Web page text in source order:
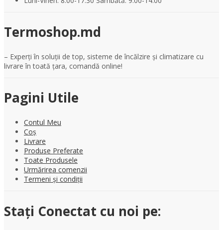
Termoshop.md
– Experți în soluții de top, sisteme de încălzire și climatizare cu
livrare în toată țara, comandă online!
Pagini Utile
Contul Meu
Coș
Livrare
Produse Preferate
Toate Produsele
Urmărirea comenzii
Termeni și condiții
Stați Conectat cu noi pe: